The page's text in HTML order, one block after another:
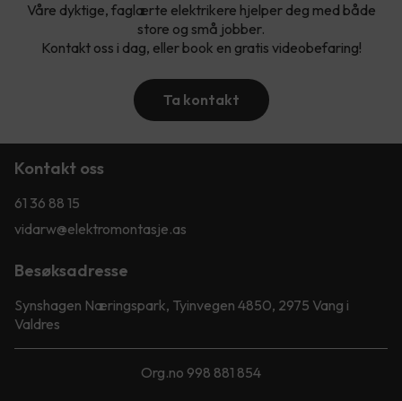
Våre dyktige, faglærte elektrikere hjelper deg med både
store og små jobber.
Kontakt oss i dag, eller book en gratis videobefaring!
Ta kontakt
Kontakt oss
61 36 88 15
vidarw@elektromontasje.as
Besøksadresse
Synshagen Næringspark, Tyinvegen 4850, 2975 Vang i
Valdres
Org.no 998 881 854